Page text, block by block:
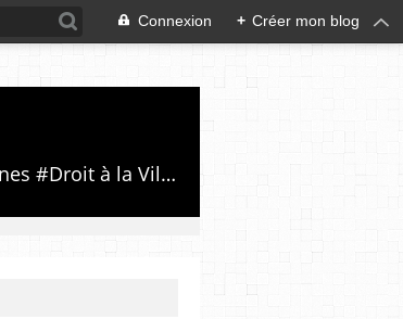
Connexion + Créer mon blog
Luttes émancipatrices,recherche du forum politico/social pour des alternatives,luttes urbaines #Droit à la Ville", #Paris #GrandParis,enjeux de la métropolisation,accès aux Archives publiques par Pierre Mansat,auteur‼️Ma vie rouge. Meutre au Grand Paris‼️[PUG]Association Josette & Maurice #Audin>bénevole Secours Populaire>Comité Laghouat-France>#Mumia #INTA